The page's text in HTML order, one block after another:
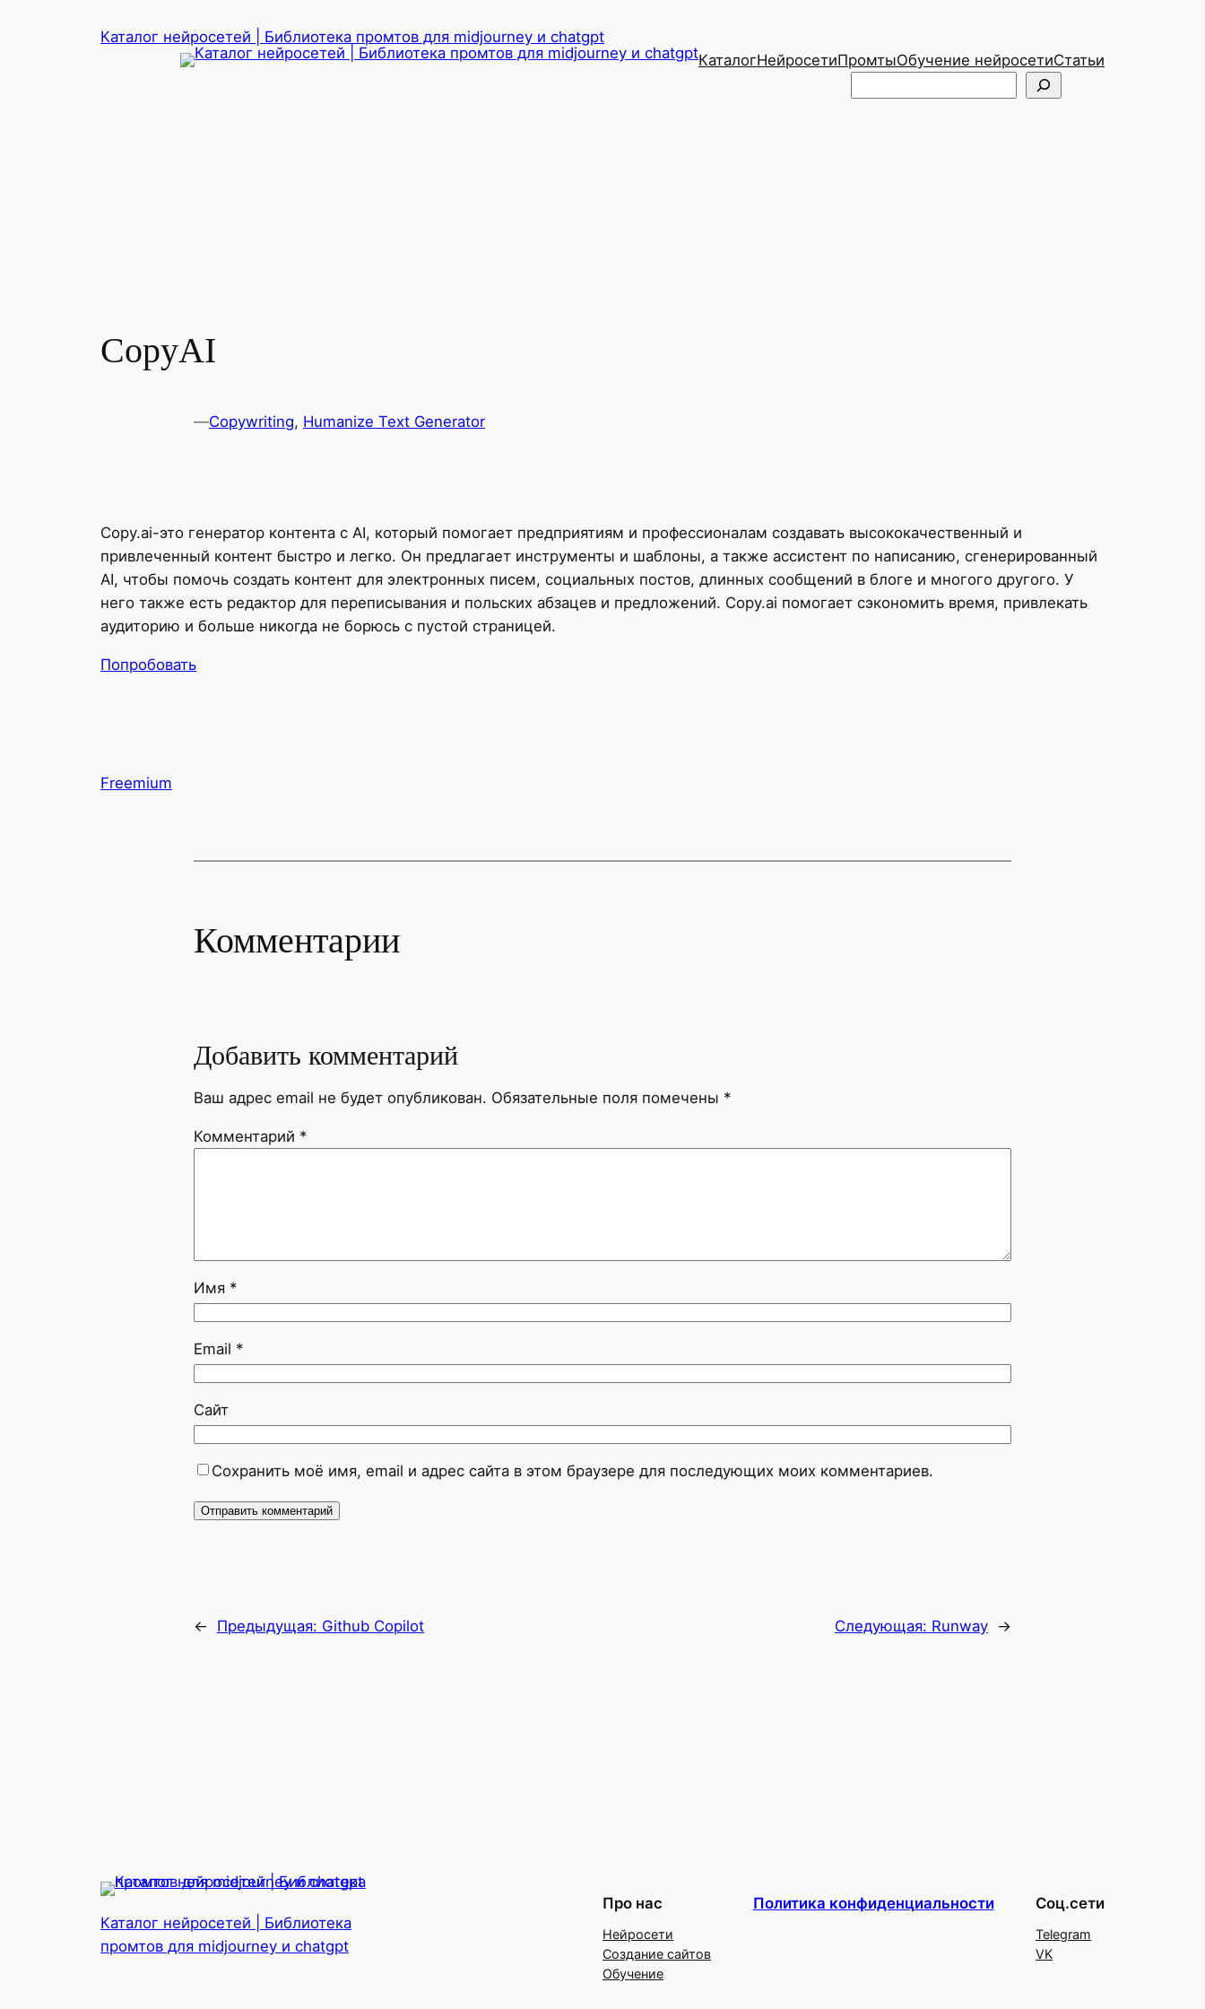
Каталог нейросетей | Библиотека промтов для midjourney и chatgpt
КаталогНейросетиПромтыОбучение нейросетиСтатьи
Telegram
CopyAI
—Copywriting, Humanize Text Generator
Copy.ai-это генератор контента с AI, который помогает предприятиям и профессионалам создавать высококачественный и
привлеченный контент быстро и легко. Он предлагает инструменты и шаблоны, а также ассистент по написанию, сгенерированный
AI, чтобы помочь создать контент для электронных писем, социальных постов, длинных сообщений в блоге и многого другого. У
него также есть редактор для переписывания и польских абзацев и предложений. Copy.ai помогает сэкономить время, привлекать
аудиторию и больше никогда не борюсь с пустой страницей.
Попробовать
Freemium
Комментарии
Добавить комментарий
Ваш адрес email не будет опубликован. Обязательные поля помечены *
Комментарий *
Имя *
Email *
Сайт
Сохранить моё имя, email и адрес сайта в этом браузере для последующих моих комментариев.
← Предыдущая: Github Copilot Следующая: Runway →
Каталог нейросетей | Библиотека
промтов для midjourney и chatgpt
Про нас
Нейросети
Создание сайтов
Обучение
Политика конфиденциальности Соц.сети
Telegram
VK